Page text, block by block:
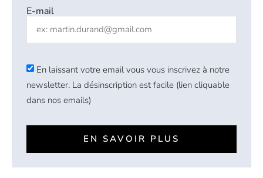
E-mail
En laissant votre email vous vous inscrivez à notre
newsletter. La désinscription est facile (lien cliquable
dans nos emails)
EN SAVOIR PLUS